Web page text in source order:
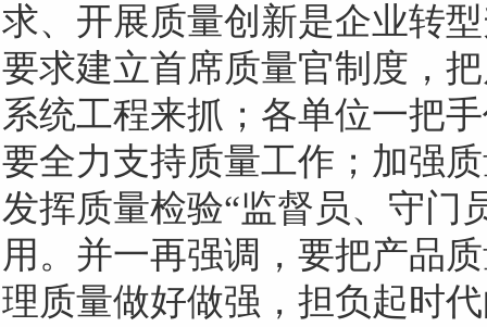
求、开展质量创新是企业转
要求建立首席质量官制度，
系统工程来抓；各单位一把
要全力支持质量工作；加强
发挥质量检验“监督员、守门
用。并一再强调，要把产品
理质量做好做强，担负起时